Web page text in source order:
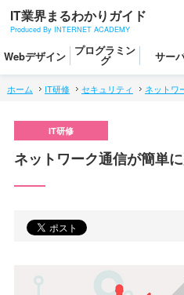
IT業界まるわかりガイド
Produced By INTERNET ACADEMY
Webデザイン プログラミン
グ サー
ホーム IT研修 セキュリティ ネットワ
ネットワーク通信が簡単